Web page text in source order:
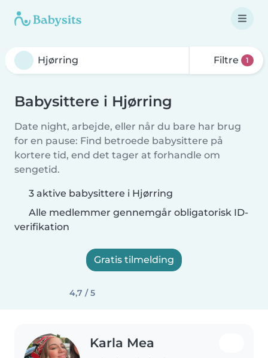
Filtre 1
Babysittere i Hjørring
Date night, arbejde, eller når du bare har brug
for en pause: Find betroede babysittere på
kortere tid, end det tager at forhandle om
sengetid.
3 aktive babysittere i Hjørring
Alle medlemmer gennemgår obligatorisk ID-
verifikation
Gratis tilmelding
4,7 / 5
Karla Mea